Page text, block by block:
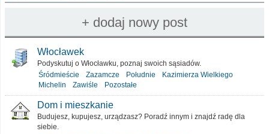
Włocławek
Podyskutuj o Włocławku, poznaj swoich sąsiadów.
Śródmieście
Zazamcze Południe
Kazimierza Wielkiego
Michelin
Zawiśle Pozostałe
Dom i mieszkanie
Budujesz, kupujesz, urządzasz? Poradź innym i znajdź radę dla
siebie.